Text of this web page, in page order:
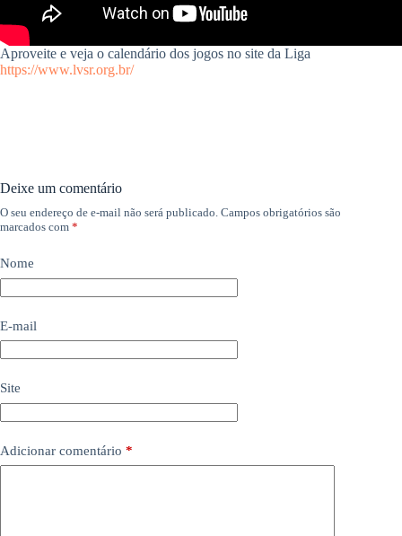
Aproveite e veja o calendário dos jogos no site da Liga
https://www.lvsr.org.br/
Deixe um comentário
O seu endereço de e-mail não será publicado. Campos obrigatórios são
marcados com *
Nome
E-mail
Site
Adicionar comentário *